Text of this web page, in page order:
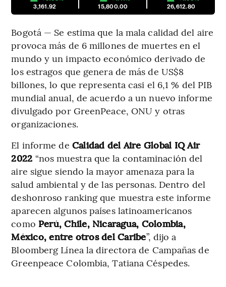
3,161.92
15,800.00
26,612.80
Bogotá — Se estima que la mala calidad del aire
provoca más de 6 millones de muertes en el
mundo y un impacto económico derivado de
los estragos que genera de más de US$8
billones, lo que representa casi el 6,1 % del PIB
mundial anual, de acuerdo a un nuevo informe
divulgado por GreenPeace, ONU y otras
organizaciones.
El informe de Calidad del Aire Global IQ Air
2022 “nos muestra que la contaminación del
aire sigue siendo la mayor amenaza para la
salud ambiental y de las personas. Dentro del
deshonroso ranking que muestra este informe
aparecen algunos países latinoamericanos
como Perú, Chile, Nicaragua, Colombia,
México, entre otros del Caribe”, dijo a
Bloomberg Línea la directora de Campañas de
Greenpeace Colombia, Tatiana Céspedes.